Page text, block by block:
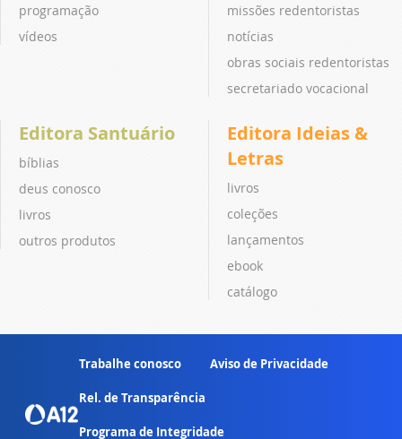
programação
vídeos
missões redentoristas
notícias
obras sociais redentoristas
secretariado vocacional
Editora Santuário
bíblias
deus conosco
livros
outros produtos
Editora Ideias &
Letras
livros
coleções
lançamentos
ebook
catálogo
Trabalhe conosco Aviso de Privacidade
Rel. de Transparência
Programa de Integridade